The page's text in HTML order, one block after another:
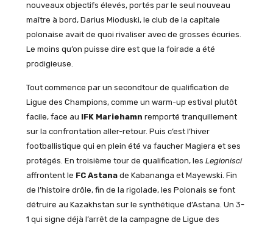
nouveaux objectifs élevés, portés par le seul nouveau
maître à bord, Darius Mioduski, le club de la capitale
polonaise avait de quoi rivaliser avec de grosses écuries.
Le moins qu’on puisse dire est que la foirade a été
prodigieuse.
Tout commence par un secondtour de qualification de
Ligue des Champions, comme un warm-up estival plutôt
facile, face au IFK Mariehamn remporté tranquillement
sur la confrontation aller-retour. Puis c’est l’hiver
footballistique qui en plein été va faucher Magiera et ses
protégés. En troisième tour de qualification, les Legionisci
affrontent le FC Astanade Kabananga et Mayewski. Fin
de l’histoire drôle, fin de la rigolade, les Polonais se font
détruire au Kazakhstan sur le synthétique d’Astana. Un 3-
1 qui signe déjà l’arrêt de la campagne de Ligue des